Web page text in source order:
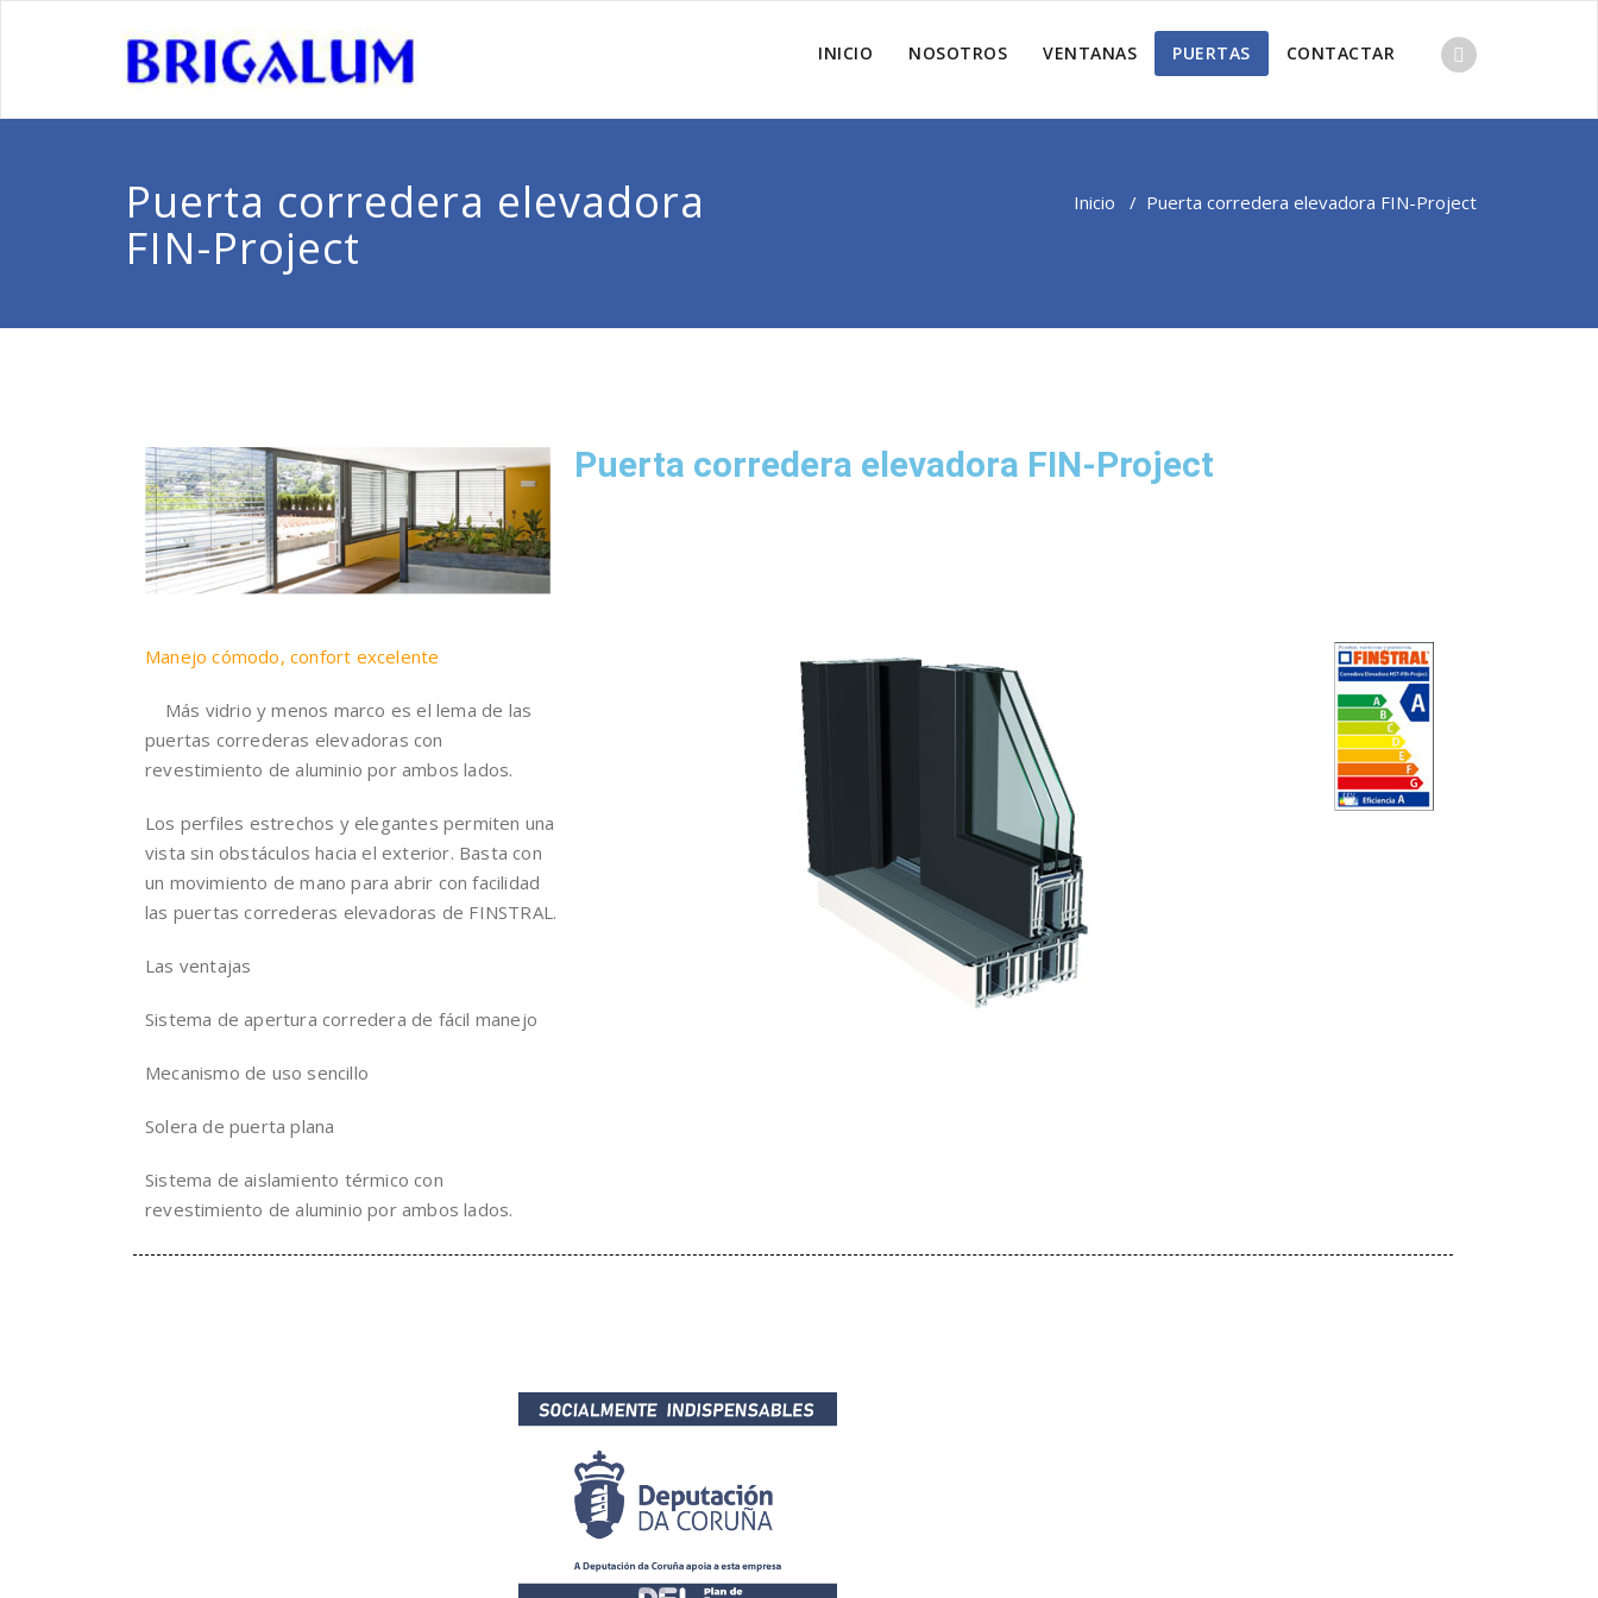
INICIO NOSOTROS VENTANAS PUERTAS CONTACTAR
Puerta corredera elevadora
FIN-Project
Inicio / Puerta corredera elevadora FIN-Project
Puerta corredera elevadora FIN-Project
Manejo cómodo, confort excelente
Más vidrio y menos marco es el lema de las
puertas correderas elevadoras con
revestimiento de aluminio por ambos lados.
Los perfiles estrechos y elegantes permiten una
vista sin obstáculos hacia el exterior. Basta con
un movimiento de mano para abrir con facilidad
las puertas correderas elevadoras de FINSTRAL.
Las ventajas
Sistema de apertura corredera de fácil manejo
Mecanismo de uso sencillo
Solera de puerta plana
Sistema de aislamiento térmico con
revestimiento de aluminio por ambos lados.